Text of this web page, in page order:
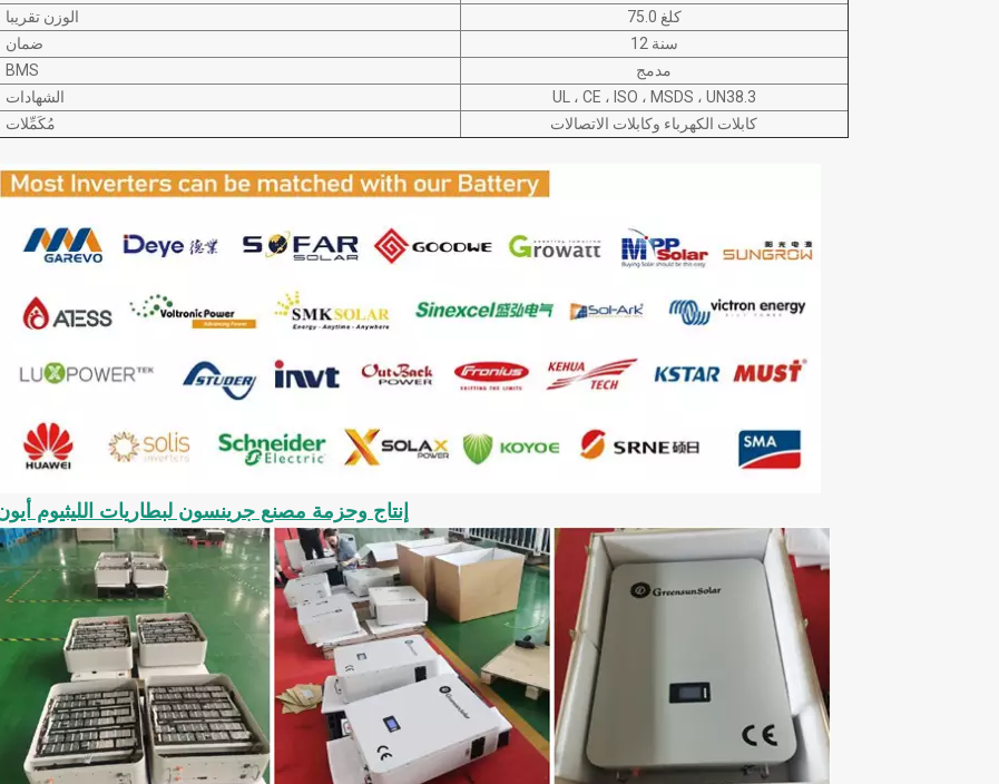
الوزن تقريبا
75.0 كلغ
ضمان
12 سنة
BMS
مدمج
الشهادات
UL ، CE ، ISO ، MSDS ، UN38.3
مُكَمِّلات
كابلات الكهرباء وكابلات الاتصالات
إنتاج وحزمة مصنع جرينسون لبطاريات الليثيوم